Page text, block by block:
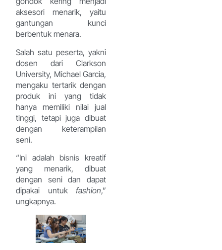
aksesori menarik, yaitu
gantungan kunci
berbentuk menara.
Salah satu peserta, yakni
dosen dari Clarkson
University, Michael Garcia,
mengaku tertarik dengan
produk ini yang tidak
hanya memiliki nilai jual
tinggi, tetapi juga dibuat
dengan keterampilan
seni.
“Ini adalah bisnis kreatif
yang menarik, dibuat
dengan seni dan dapat
dipakai untuk fashion,”
ungkapnya.